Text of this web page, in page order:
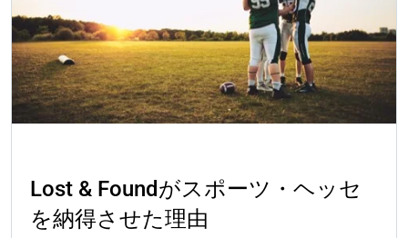
Lost & Foundがスポーツ・ヘッセ
を納得させた理由